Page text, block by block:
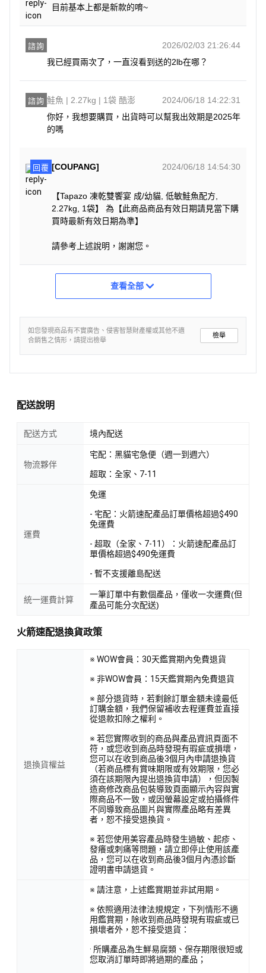
目前基本上都是新款的唷~
諮詢
2026/02/03 21:26:44
我已經買兩次了，一直沒看到送的2lb在哪？
諮詢 鮭魚 | 2.27kg | 1袋 酷澎
2024/06/18 14:22:31
你好，我想要購買，出貨時可以幫我出效期是2025年
的嗎
回覆 [COUPANG] 2024/06/18 14:54:30
【Tapazo 凍乾雙饗宴 成/幼貓, 低敏鮭魚配方,
2.27kg, 1袋】 為【此商品商品有效日期請見當下購
買時最新有效日期為準】
請參考上述說明，謝謝您。
查看全部
如您發現商品有不實廣告、侵害智慧財產權或其他不適
合銷售之情形，請提出檢舉
檢舉
配送說明
配送方式 境內配送
物流夥伴
宅配：黑貓宅急便（週一到週六）
超取：全家、7-11
運費
免運
- 宅配：火箭速配產品訂單價格超過$490
免運費
- 超取（全家、7-11）：火箭速配產品訂
單價格超過$490免運費
- 暫不支援離島配送
統一運費計算
一筆訂單中有數個產品，僅收一次運費(但
產品可能分次配送)
火箭速配退換貨政策
退換貨權益
※ WOW會員：30天鑑賞期內免費退貨
※ 非WOW會員：15天鑑賞期內免費退貨
※ 部分退貨時，若剩餘訂單金額未達最低
訂購金額，我們保留補收去程運費並直接
從退款扣除之權利。
※ 若您實際收到的商品與產品資訊頁面不
符，或您收到商品時發現有瑕疵或損壞，
您可以在收到商品後3個月內申請退換貨
（若商品標有賞味期限或有效期限，您必
須在該期限內提出退換貨申請），但因製
造商修改商品包裝導致頁面顯示內容與實
際商品不一致，或因螢幕設定或拍攝條件
不同導致商品圖片與實際產品略有差異
者，恕不接受退換貨。
※ 若您使用美容產品時發生過敏、起疹、
發癢或刺痛等問題，請立即停止使用該產
品，您可以在收到商品後3個月內憑診斷
證明書申請退貨。
※ 請注意，上述鑑賞期並非試用期。
※ 依照適用法律法規規定，下列情形不適
用鑑賞期，除收到商品時發現有瑕疵或已
損壞者外，恕不接受退貨：
· 所購產品為生鮮易腐類、保存期限很短或
您取消訂單時即將過期的產品；